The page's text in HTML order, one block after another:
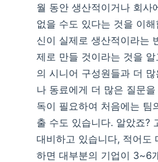
월 동안 생산적이거나 회사
없을 수도 있다는 것을 이
신이 실제로 생산적이라는
제로 만들 것이라는 것을
의 시니어 구성원들과 더
나 동료에게 더 많은 질문
독이 필요하여 처음에는 팀
출 수도 있습니다. 알았죠?
대비하고 있습니다, 적어도
하면 대부분의 기업이 3~6